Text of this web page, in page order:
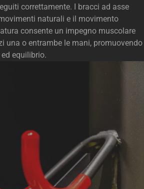
correttamente. I bracci ad asse
naturali e il movimento
consente un impegno muscolare
una o entrambe le mani, promuovendo
equilibrio.